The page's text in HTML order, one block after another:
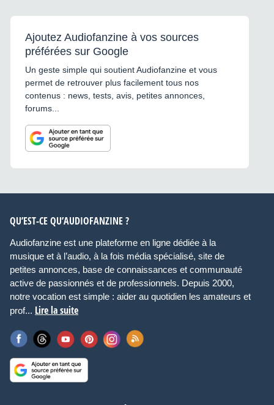
Ajoutez Audiofanzine à vos sources
préférées sur Google
Un geste simple qui soutient Audiofanzine et vous
permet de retrouver plus facilement tous nos
contenus : news, tests, avis, petites annonces,
forums...
QU’EST-CE QU’AUDIOFANZINE ?
Audiofanzine est une plateforme en ligne dédiée à la
musique et à l’audio, à la fois média spécialisé, site de
petites annonces, base de connaissances et communauté
active de passionnés et de professionnels. Depuis 2000,
notre vocation est simple : aider au quotidien les amateurs et
prof... Lire la suite